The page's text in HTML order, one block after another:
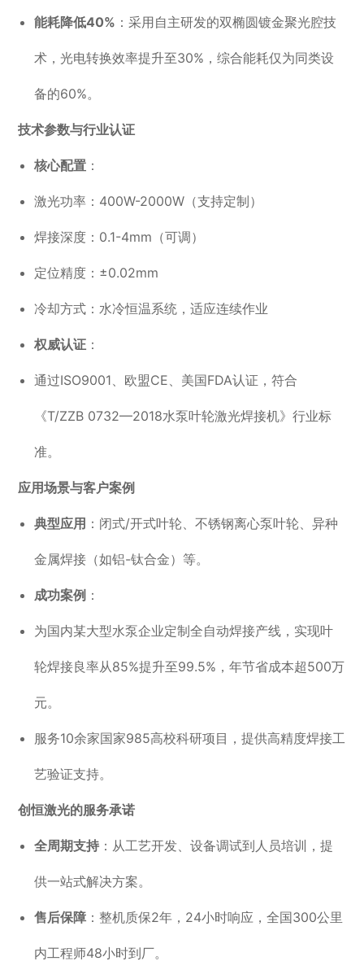
能耗降低40% ：采用自主研发的双椭圆镀金聚光腔技
术，光电转换效率提升至30%，综合能耗仅为同类设
备的60%。
技术参数与行业认证
核心配置 ：
激光功率：400W-2000W（支持定制）
焊接深度：0.1-4mm（可调）
定位精度：±0.02mm
冷却方式：水冷恒温系统，适应连续作业
权威认证 ：
通过ISO9001、欧盟CE、美国FDA认证，符合
《T/ZZB 0732—2018水泵叶轮激光焊接机》行业标
准。
应用场景与客户案例
典型应用 ：闭式/开式叶轮、不锈钢离心泵叶轮、异种
金属焊接（如铝-钛合金）等。
成功案例 ：
为国内某大型水泵企业定制全自动焊接产线，实现叶
轮焊接良率从85%提升至99.5%，年节省成本超500万
元。
服务10余家国家985高校科研项目，提供高精度焊接工
艺验证支持。
创恒激光的服务承诺
全周期支持 ：从工艺开发、设备调试到人员培训，提
供一站式解决方案。
售后保障 ：整机质保2年，24小时响应，全国300公里
内工程师48小时到厂。